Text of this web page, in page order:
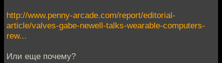
http://www.penny-arcade.com/report/editorial-
article/valves-gabe-newell-talks-wearable-computers-
rew...
Или еще почему?